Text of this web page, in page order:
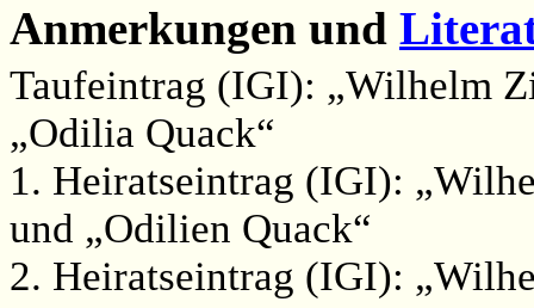
Anmerkungen und
Taufeintrag (IGI): „Wilhelm
„Odilia Quack“
1. Heiratseintrag (IGI):
und „Odilien Quack“
2. Heiratseintrag (IGI):